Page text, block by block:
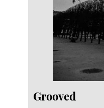
Grooved